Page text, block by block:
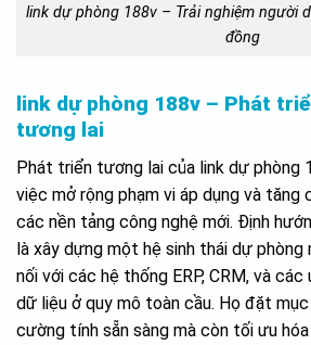
link dự phòng 188v – Trải nghiệm người
đồng
link dự phòng 188v – Phát
tương lai
Phát triển tương lai của link dự phòng
việc mở rộng phạm vi áp dụng và
các nền tảng công nghệ mới. Định
là xây dựng một hệ sinh thái dự phòng
nối với các hệ thống ERP, CRM, và
dữ liệu ở quy mô toàn cầu. Họ đặt
cường tính sẵn sàng mà còn tối ưu hóa